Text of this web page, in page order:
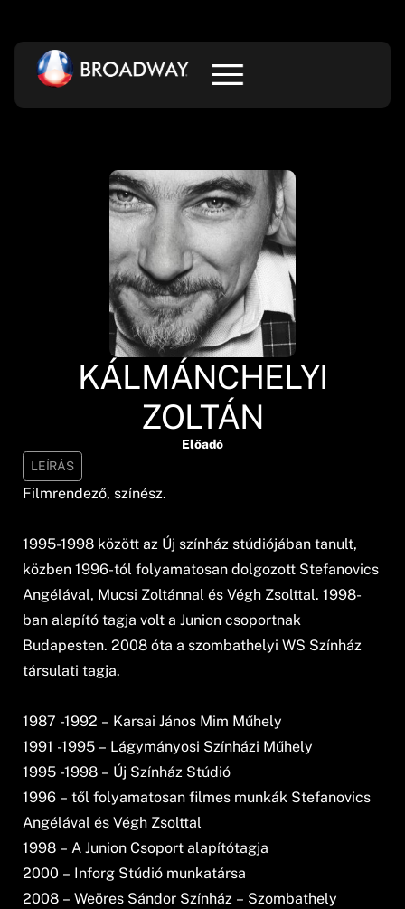
KÁLMÁNCHELYI
ZOLTÁN
Előadó
LEÍRÁS
Filmrendező, színész.
1995-1998 között az Új színház stúdiójában tanult,
közben 1996-tól folyamatosan dolgozott Stefanovics
Angélával, Mucsi Zoltánnal és Végh Zsolttal. 1998-
ban alapító tagja volt a Junion csoportnak
Budapesten. 2008 óta a szombathelyi WS Színház
társulati tagja.
1987 -1992 – Karsai János Mim Műhely
1991 -1995 – Lágymányosi Színházi Műhely
1995 -1998 – Új Színház Stúdió
1996 – től folyamatosan filmes munkák Stefanovics
Angélával és Végh Zsolttal
1998 – A Junion Csoport alapítótagja
2000 – Inforg Stúdió munkatársa
2008 – Weöres Sándor Színház – Szombathely